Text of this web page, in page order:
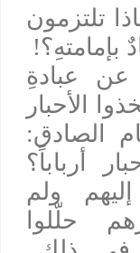
تلتزمون
عبادةِ
الأحبار
الصادق:
أرباباً؟
ولم
حلّلوا